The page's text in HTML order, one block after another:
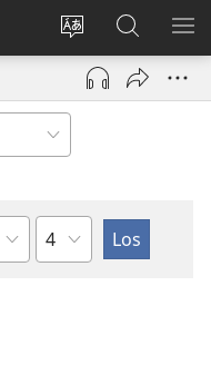
Websitesprache
ändern
Anmelden
(öffnet
neues
Fenster)
Suche
Kapitel